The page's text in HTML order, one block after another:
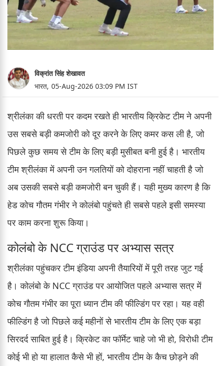
विक्रांत सिंह शेखावत
भारत, 05-Aug-2026 03:09 PM IST
श्रीलंका की धरती पर कदम रखते ही भारतीय क्रिकेट टीम ने अपनी
उस सबसे बड़ी कमजोरी को दूर करने के लिए कमर कस ली है, जो
पिछले कुछ समय से टीम के लिए बड़ी मुसीबत बनी हुई है। भारतीय
टीम श्रीलंका में अपनी उन गलतियों को दोहराना नहीं चाहती है जो
अब उसकी सबसे बड़ी कमजोरी बन चुकी हैं। यही मुख्य कारण है कि
हेड कोच गौतम गंभीर ने कोलंबो पहुंचते ही सबसे पहले इसी समस्या
पर काम करना शुरू किया।
कोलंबो के NCC ग्राउंड पर अभ्यास सत्र
श्रीलंका पहुंचकर टीम इंडिया अपनी तैयारियों में पूरी तरह जुट गई
है। कोलंबो के NCC ग्राउंड पर आयोजित पहले अभ्यास सत्र में
कोच गौतम गंभीर का पूरा ध्यान टीम की फील्डिंग पर रहा। यह वही
फील्डिंग है जो पिछले कई महीनों से भारतीय टीम के लिए एक बड़ा
सिरदर्द साबित हुई है। क्रिकेट का फॉर्मेट चाहे जो भी हो, विरोधी टीम
कोई भी हो या हालात कैसे भी हों, भारतीय टीम के कैच छोड़ने की